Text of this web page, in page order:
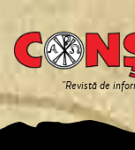
"Revistă de